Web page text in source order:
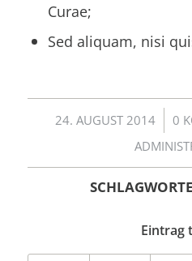
Curae;
Sed aliquam, nisi
24. AUGUST 2014
/ 0
Eintrag